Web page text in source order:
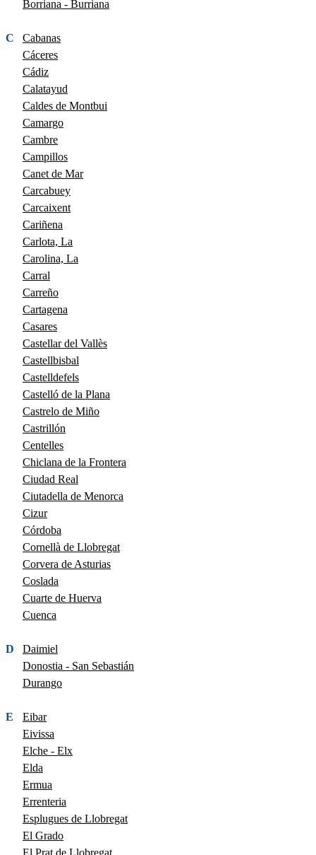
Borriana - Burriana
C
Cabanas
Cáceres
Cádiz
Calatayud
Caldes de Montbui
Camargo
Cambre
Campillos
Canet de Mar
Carcabuey
Carcaixent
Cariñena
Carlota, La
Carolina, La
Carral
Carreño
Cartagena
Casares
Castellar del Vallès
Castellbisbal
Castelldefels
Castelló de la Plana
Castrelo de Miño
Castrillón
Centelles
Chiclana de la Frontera
Ciudad Real
Ciutadella de Menorca
Cizur
Córdoba
Cornellà de Llobregat
Corvera de Asturias
Coslada
Cuarte de Huerva
Cuenca
D
Daimiel
Donostia - San Sebastián
Durango
E
Eibar
Eivissa
Elche - Elx
Elda
Ermua
Errenteria
Esplugues de Llobregat
El Grado
El Prat de Llobregat